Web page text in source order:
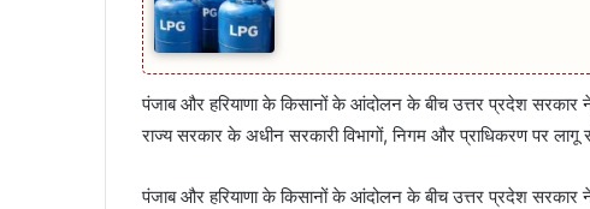
पंजाब और हरियाणा के किसानों के आंदोलन के बीच उत्तर प्रदेश सरकार
राज्य सरकार के अधीन सरकारी विभागों, निगम और प्राधिकरण पर लागू
पंजाब और हरियाणा के किसानों के आंदोलन के बीच उत्तर प्रदेश सरकार